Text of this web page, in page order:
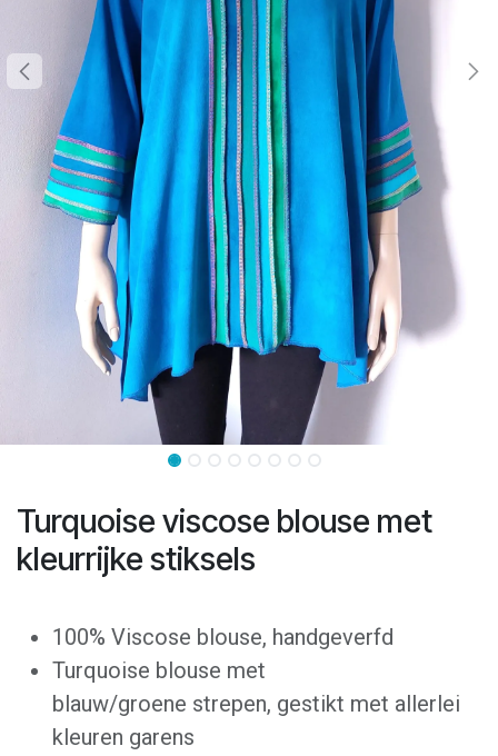
Turquoise viscose blouse met
kleurrijke stiksels
100% Viscose blouse, handgeverfd
Turquoise blouse met
blauw/groene strepen, gestikt met allerlei
kleuren garens